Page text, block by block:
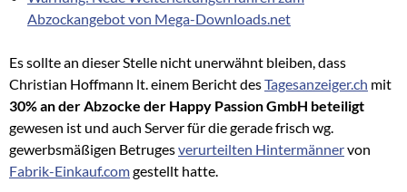
Abzockangebot von Mega-Downloads.net
Es sollte an dieser Stelle nicht unerwähnt bleiben, dass
Christian Hoffmann lt. einem Bericht desTagesanzeiger.ch mit
30% an der Abzocke der Happy Passion GmbH beteiligt
gewesen ist und auch Server für die gerade frisch wg.
gewerbsmäßigen Betrugesverurteilten Hintermännervon
Fabrik-Einkauf.comgestellt hatte.